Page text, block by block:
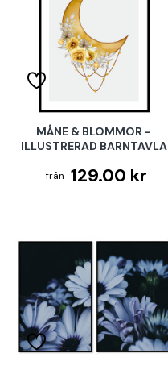
MÅNE & BLOMMOR -
ILLUSTRERAD BARNTAVLA
129.00 kr